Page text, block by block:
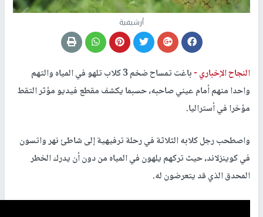
أرشيفية
النجاح الإخباري -
باغت تمساح ضخم 3 كلاب تلهو في المياه والتهم
واحدا منهم أمام عيني صاحبه، حسبما يكشف مقطع فيديو مؤثر التقط
مؤخرا في أستراليا.
واصطحب رجل كلابه الثلاثة في رحلة ترفيهية إلى شاطئ نهر واتسون
في كوينزلاند، حيث تركهم يلهون في المياه من دون أن يدرك الخطر
المحدق الذي قد يتعرضون له.